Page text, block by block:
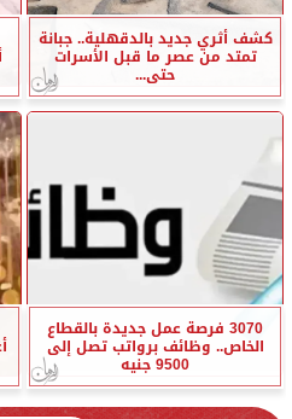
كشف أثري جديد بالدقهلية.. جبانة
تمتد من عصر ما قبل الأسرات
حتى...
3070 فرصة عمل جديدة بالقطاع
الخاص.. وظائف برواتب تصل إلى
9500 جنيه